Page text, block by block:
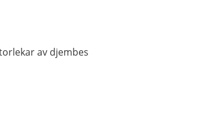
av djembes